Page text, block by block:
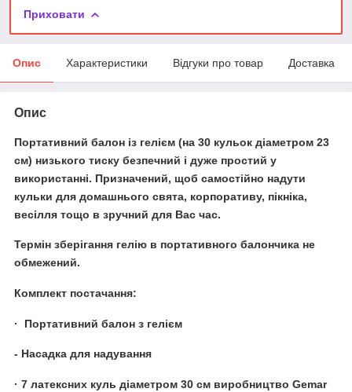
Приховати
Опис Характеристики Відгуки про товар Доставка
Опис
Портативний балон із гелієм (на 30 кульок діаметром 23
см) низького тиску безпечний і дуже простий у
використанні. Призначений, щоб самостійно надути
кульки для домашнього свята, корпоративу, пікніка,
весілля тощо в зручний для Вас час.
Термін зберігання гелію в портативного балончика не
обмежений.
Комплект постачання:
· Портативний балон з гелієм
- Насадка для надування
· 7 латексних куль діаметром 30 см виробництво Gemar